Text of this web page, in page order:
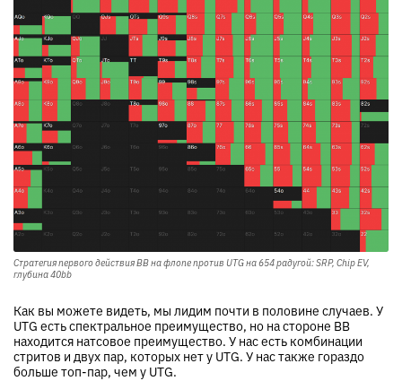
Стратегия первого действия BB на флопе против UTG на 654 радугой: SRP, Chip EV,
глубина 40bb
Как вы можете видеть, мы лидим почти в половине случаев. У
UTG есть спектральное преимущество, но на стороне BB
находится натсовое преимущество. У нас есть комбинации
стритов и двух пар, которых нет у UTG. У нас также гораздо
больше топ-пар, чем у UTG.